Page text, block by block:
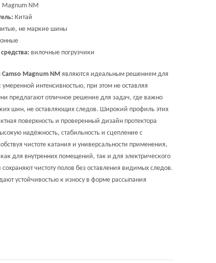
Magnum NM
Китай
не маркие шины
вилочные погрузчики
Camso Magnum NM являются идеальным решением для
умеренной интенсивностью, при этом не оставляя
предлагают отличное решение для задач, где важно
шин, не оставляющих следов. Широкий профиль этих
поверхность и проверенный дизайн протектора
надёжность, стабильность и сцепление с
чистоте катания и универсальности применения,
для внутренних помещений, так и для электрического
чистоту полов без оставления видимых следов.
устойчивостью к износу в форме рассыпания